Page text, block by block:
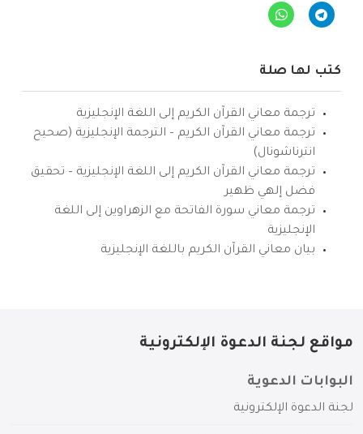
كتب لها صلة
ترجمة معاني القرآن الكريم إلى اللغة الإنجليزية
ترجمة معاني القرآن الكريم – الترجمة الإنجليزية (صحيح
انترناشونال)
ترجمة معاني القرآن الكريم إلى اللغة الإنجليزية – تحقيق
فضل إلهي ظهير
ترجمة معاني سورة الفاتحة مع الزهراوين إلى اللغة
الإنجليزية
بيان معاني القرآن الكريم باللغة الإنجليزية
مواقع لجنة الدعوة الإلكترونية
البوابات الدعوية
لجنة الدعوة الإلكترونية